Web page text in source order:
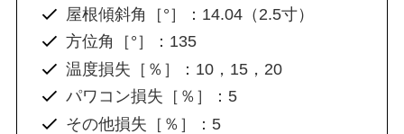
屋根傾斜角［°］：14.04（2.5寸）
方位角［°］：135
温度損失［％］：10，15，20
パワコン損失［％］：5
その他損失［％］：5